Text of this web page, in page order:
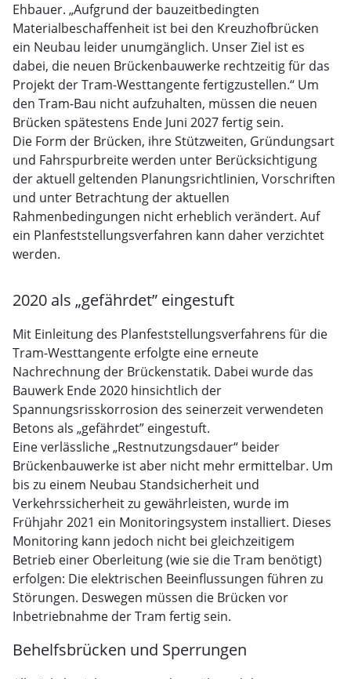
Ehbauer. „Aufgrund der bauzeitbedingten
Materialbeschaffenheit ist bei den Kreuzhofbrücken
ein Neubau leider unumgänglich. Unser Ziel ist es
dabei, die neuen Brückenbauwerke rechtzeitig für das
Projekt der Tram-Westtangente fertigzustellen.“ Um
den Tram-Bau nicht aufzuhalten, müssen die neuen
Brücken spätestens Ende Juni 2027 fertig sein.
Die Form der Brücken, ihre Stützweiten, Gründungsart
und Fahrspurbreite werden unter Berücksichtigung
der aktuell geltenden Planungsrichtlinien, Vorschriften
und unter Betrachtung der aktuellen
Rahmenbedingungen nicht erheblich verändert. Auf
ein Planfeststellungsverfahren kann daher verzichtet
werden.
2020 als „gefährdet” eingestuft
Mit Einleitung des Planfeststellungsverfahrens für die
Tram-Westtangente erfolgte eine erneute
Nachrechnung der Brückenstatik. Dabei wurde das
Bauwerk Ende 2020 hinsichtlich der
Spannungsrisskorrosion des seinerzeit verwendeten
Betons als „gefährdet” eingestuft.
Eine verlässliche „Restnutzungsdauer“ beider
Brückenbauwerke ist aber nicht mehr ermittelbar. Um
bis zu einem Neubau Standsicherheit und
Verkehrssicherheit zu gewährleisten, wurde im
Frühjahr 2021 ein Monitoringsystem installiert. Dieses
Monitoring kann jedoch nicht bei gleichzeitigem
Betrieb einer Oberleitung (wie sie die Tram benötigt)
erfolgen: Die elektrischen Beeinflussungen führen zu
Störungen. Deswegen müssen die Brücken vor
Inbetriebnahme der Tram fertig sein.
Behelfsbrücken und Sperrungen